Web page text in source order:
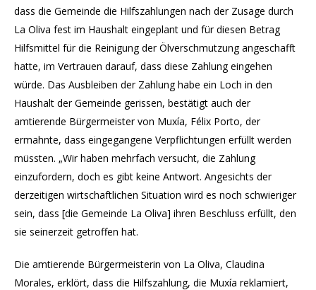
dass die Gemeinde die Hilfszahlungen nach der Zusage durch
La Oliva fest im Haushalt eingeplant und für diesen Betrag
Hilfsmittel für die Reinigung der Ölverschmutzung angeschafft
hatte, im Vertrauen darauf, dass diese Zahlung eingehen
würde. Das Ausbleiben der Zahlung habe ein Loch in den
Haushalt der Gemeinde gerissen, bestätigt auch der
amtierende Bürgermeister von Muxía, Félix Porto, der
ermahnte, dass eingegangene Verpflichtungen erfüllt werden
müssten. „Wir haben mehrfach versucht, die Zahlung
einzufordern, doch es gibt keine Antwort. Angesichts der
derzeitigen wirtschaftlichen Situation wird es noch schwieriger
sein, dass [die Gemeinde La Oliva] ihren Beschluss erfüllt, den
sie seinerzeit getroffen hat.
Die amtierende Bürgermeisterin von La Oliva, Claudina
Morales, erklört, dass die Hilfszahlung, die Muxía reklamiert,